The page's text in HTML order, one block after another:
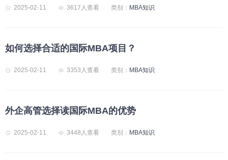
2025-02-11 3617人查看 类别： MBA知识
如何选择合适的国际MBA项目？
2025-02-11 3353人查看 类别： MBA知识
外企高管选择读国际MBA的优势
2025-02-11 3448人查看 类别： MBA知识